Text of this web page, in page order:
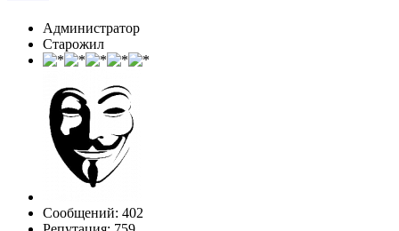
Администратор
Старожил
Сообщений: 402